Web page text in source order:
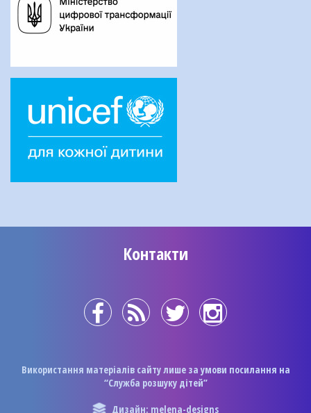
Контакти
Використання матеріалів сайту лише за умови посилання на
“Служба розшуку дітей”
Дизайн: melena-designs